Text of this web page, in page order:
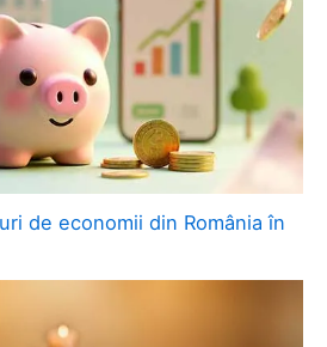
de economii din România în